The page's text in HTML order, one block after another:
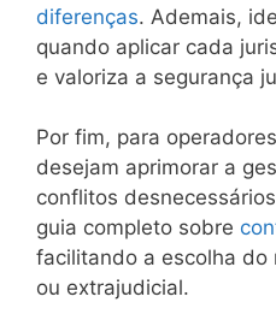
diferenças. Ademais,
quando aplicar cada
e valoriza a segurança
Por fim, para
desejam aprimorar a
conflitos
guia completo sobre
facilitando a escolha do
ou extrajudicial.